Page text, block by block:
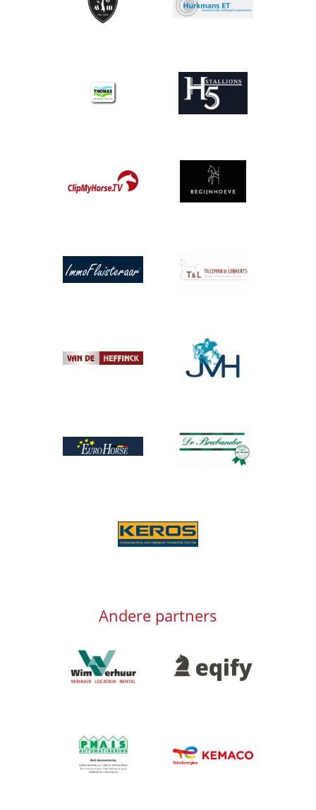
Afbeelding
Afbeelding
Afbeelding Afbeelding
Afbeelding
Afbeelding
Afbeelding
Afbeelding
Afbeelding
Andere partners
Afbeelding Afbeelding
Afbeelding
Afbeelding